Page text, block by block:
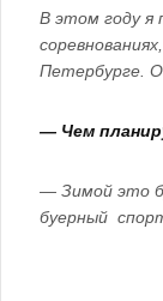
В этом году я
Петербурге.
— Чем
— Зимой это
буерный